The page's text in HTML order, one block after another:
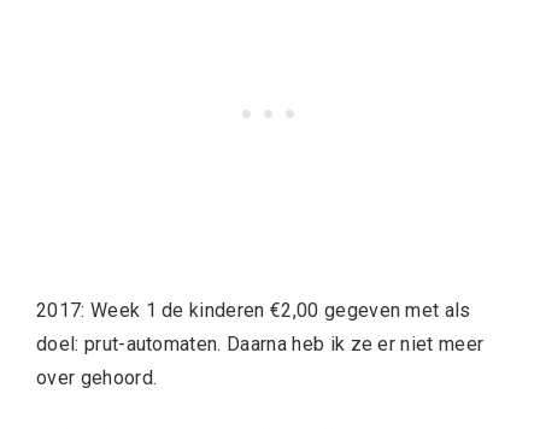
2017: Week 1 de kinderen €2,00 gegeven met als
doel: prut-automaten. Daarna heb ik ze er niet meer
over gehoord.